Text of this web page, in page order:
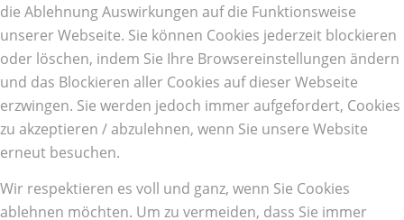
die Ablehnung Auswirkungen auf die Funktionsweise
unserer Webseite. Sie können Cookies jederzeit blockieren
oder löschen, indem Sie Ihre Browsereinstellungen ändern
und das Blockieren aller Cookies auf dieser Webseite
erzwingen. Sie werden jedoch immer aufgefordert, Cookies
zu akzeptieren / abzulehnen, wenn Sie unsere Website
erneut besuchen.
Wir respektieren es voll und ganz, wenn Sie Cookies
ablehnen möchten. Um zu vermeiden, dass Sie immer